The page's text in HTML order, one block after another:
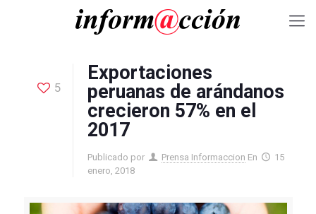
5
Exportaciones
peruanas de arándanos
crecieron 57% en el
2017
Publicado por Prensa Informaccion En
15
enero, 2018